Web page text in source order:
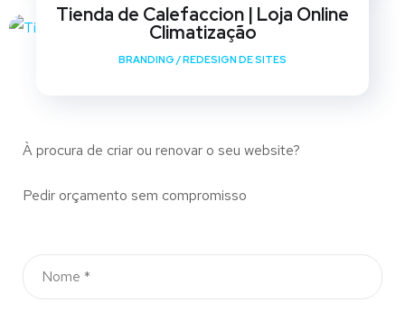
Tienda de Calefaccion | Loja Online
Climatização
BRANDING /REDESIGN DE SITES
À procura de criar ou renovar o seu website?
Pedir orçamento sem compromisso